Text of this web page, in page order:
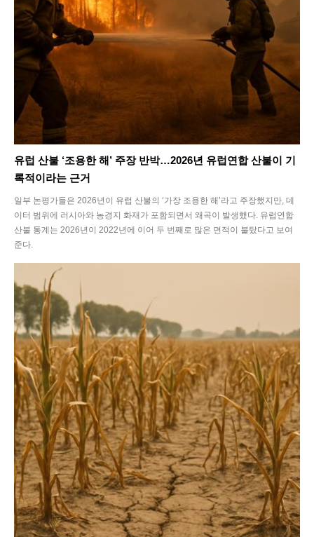
유럽 산불 ‘조용한 해’ 주장 반박…2026년 유럽연합 산불이 기
록적이라는 근거
일부 논평가들은 2026년이 유럽 산불의 ‘가장 조용한 해’라고 주장했지만, 데
이터 범위에 러시아와 농경지 화재가 포함되면서 왜곡이 발생했다. 유럽연합
산불 통계는 2026년이 2022년에 이어 두 번째로 많은 면적이 불탔다고 보여
준다.